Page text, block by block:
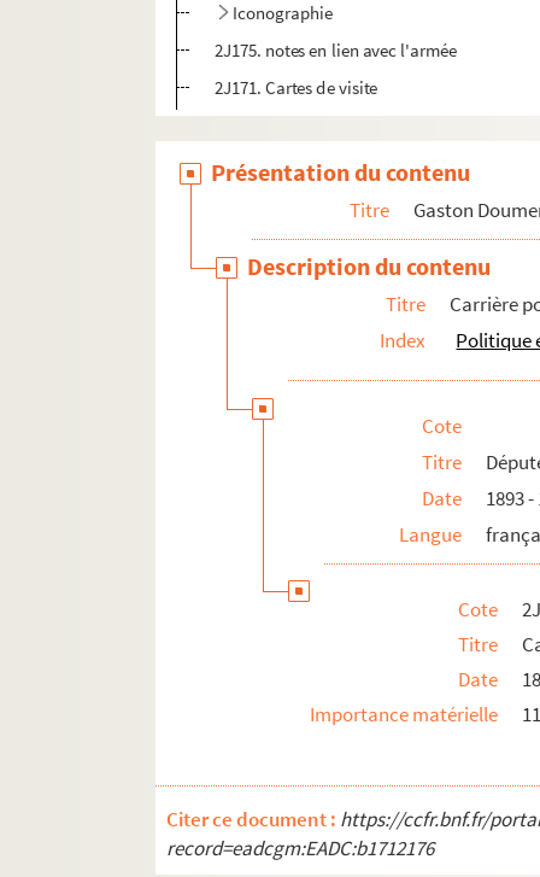
Iconographie
2J175. notes en lien avec l'armée
2J171. Cartes de visite
Présentation du contenu
Titre Gaston
Description du contenu
Titre
Carrière
Index
Politique
Cote
Titre
Date
1893 -
Langue
Cote
Titre
Date
Importance matérielle
Citer ce document : https://ccfr.bnf.fr/
record=eadcgm:EADC:b1712176